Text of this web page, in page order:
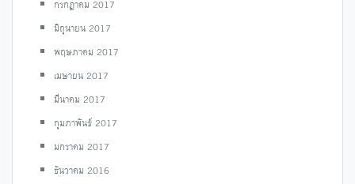
กรกฎาคม 2017
มิถุนายน 2017
พฤษภาคม 2017
เมษายน 2017
มีนาคม 2017
กุมภาพันธ์ 2017
มกราคม 2017
ธันวาคม 2016